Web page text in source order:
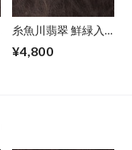
糸魚川翡翠 鮮緑入
プ 8.2g Itoigawa
¥4,800